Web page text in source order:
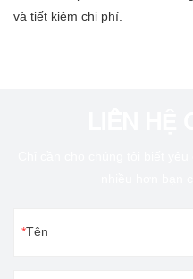
và tiết kiệm chi phí.
Tên